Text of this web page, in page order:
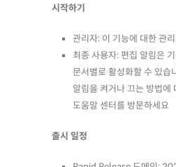
시작하기
관리자: 이 기능에 대한 관
최종 사용자: 편집 알림은
문서별로 활성화할 수 있습
알림을 켜거나 끄는 방법에
도움말 센터를 방문하세요
출시 일정